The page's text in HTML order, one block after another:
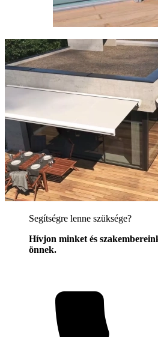
Segítségre lenne szüksége?
Hívjon minket és
önnek.